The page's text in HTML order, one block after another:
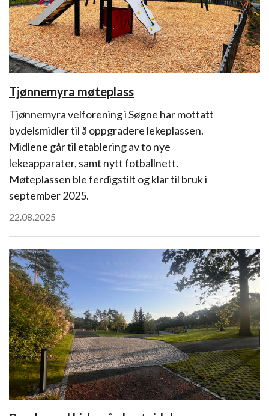
Tjønnemyra møteplass
Tjønnemyra velforening i Søgne har mottatt
bydelsmidler til å oppgradere lekeplassen.
Midlene går til etablering av to nye
lekeapparater, samt nytt fotballnett.
Møteplassen ble ferdigstilt og klar til bruk i
september 2025.
22.08.2025